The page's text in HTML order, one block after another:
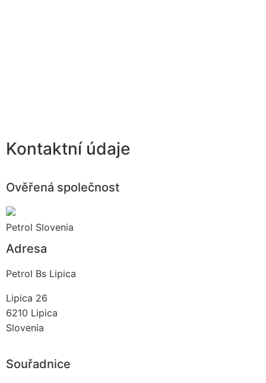
Kontaktní údaje
Ověřená společnost
Petrol Slovenia
Adresa
Petrol Bs Lipica
Lipica 26
6210 Lipica
Slovenia
Souřadnice